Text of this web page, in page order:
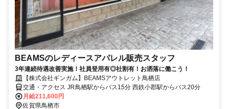
BEAMSのレディースアパレル販売スタッフ
3年連続待遇改善実施！社員登用有◎社割有！お洒落に働こう！
【株式会社ギンガム】BEAMSアウトレット鳥栖店
交通・アクセス JR鳥栖駅からバス15分 西鉄小郡駅からバス20分
月給211,600円
佐賀県鳥栖市